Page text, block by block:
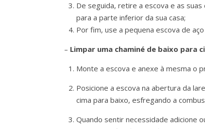
De seguida, retire a escova e as
para a parte inferior da sua casa;
Por fim, use a pequena escova de
– Limpar uma chaminé de baixo para
Monte a escova e anexe à mesma o
Posicione a escova na abertura da
cima para baixo, esfregando a
Quando sentir necessidade adicione